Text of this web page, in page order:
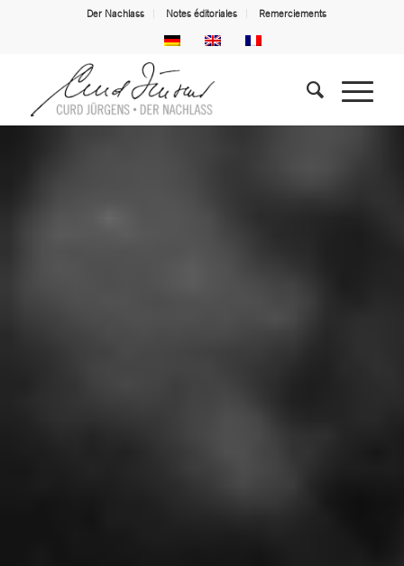
Der Nachlass Notes éditoriales Remerciements